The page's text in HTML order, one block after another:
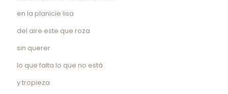
en la planicie lisa
del aire este que roza
sin querer
lo que falta lo que no está
y tropieza